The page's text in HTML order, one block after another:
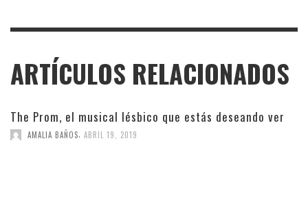
ARTÍCULOS RELACIONADOS
The Prom, el musical lésbico que estás deseando ver
AMALIA BAÑOS ABRIL 19, 2019